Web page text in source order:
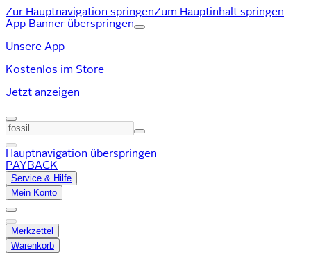
Zur Hauptnavigation springenZum Hauptinhalt springen
App Banner überspringen
Unsere App
Kostenlos im Store
Jetzt anzeigen
Hauptnavigation überspringen
PAYBACK
Service & Hilfe
Mein Konto
Merkzettel
Warenkorb